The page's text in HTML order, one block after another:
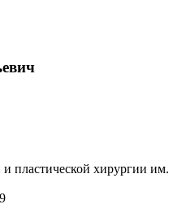
пластической хирургии им.